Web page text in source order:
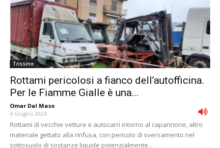
Trissino
Rottami pericolosi a fianco dell’autofficina.
Per le Fiamme Gialle è una...
Omar Dal Maso -
4 Giugno 2024
Rottami di vecchie vetture e autocarri intorno al capannone, altro
materiale gettato alla rinfusa, con pericolo di sversamento nel
sottosuolo di sostanze liquide potenzialmente...